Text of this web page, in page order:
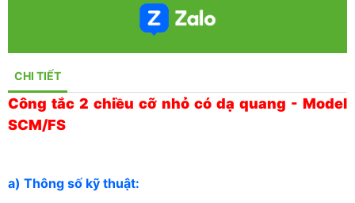
CHI TIẾT
Công tắc 2 chiều cỡ nhỏ có dạ quang - Model
SCM/FS
a) Thông số kỹ thuật: